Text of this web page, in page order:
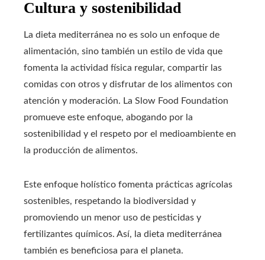
Cultura y sostenibilidad
La dieta mediterránea no es solo un enfoque de
alimentación, sino también un estilo de vida que
fomenta la actividad física regular, compartir las
comidas con otros y disfrutar de los alimentos con
atención y moderación. La Slow Food Foundation
promueve este enfoque, abogando por la
sostenibilidad y el respeto por el medioambiente en
la producción de alimentos.
Este enfoque holístico fomenta prácticas agrícolas
sostenibles, respetando la biodiversidad y
promoviendo un menor uso de pesticidas y
fertilizantes químicos. Así, la dieta mediterránea
también es beneficiosa para el planeta.